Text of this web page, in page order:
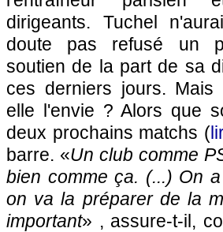
dirigeants. Tuchel
doute pas refusé un
soutien de la part de sa
ces derniers jours. Mais
elle l'envie ? Alors que
deux prochains matchs (
barre. «Un club comme
bien comme ça. (...) On
on va la préparer de la
important» , assure-t-il,